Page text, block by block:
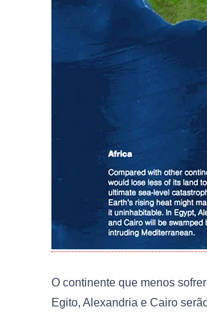
O continente que menos
Egito, Alexandria e Cairo